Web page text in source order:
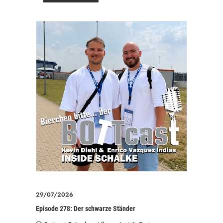
29/07/2026
Episode 278: Der schwarze Ständer